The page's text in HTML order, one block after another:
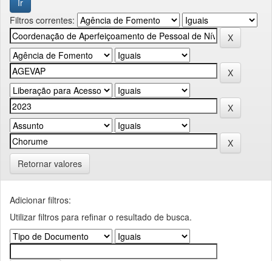
Filtros correntes:
Retornar valores
Adicionar filtros:
Utilizar filtros para refinar o resultado de busca.